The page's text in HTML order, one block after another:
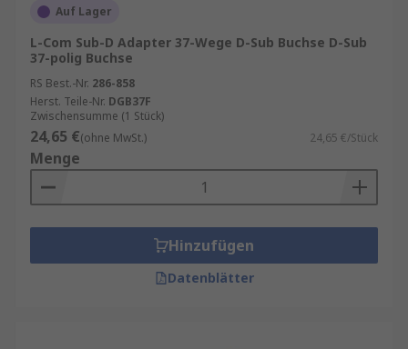
Auf Lager
L-Com Sub-D Adapter 37-Wege D-Sub Buchse D-Sub
37-polig Buchse
RS Best.-Nr. 286-858
Herst. Teile-Nr. DGB37F
Zwischensumme (1 Stück)
24,65 €(ohne MwSt.) 24,65 €/Stück
Menge
Hinzufügen
Datenblätter